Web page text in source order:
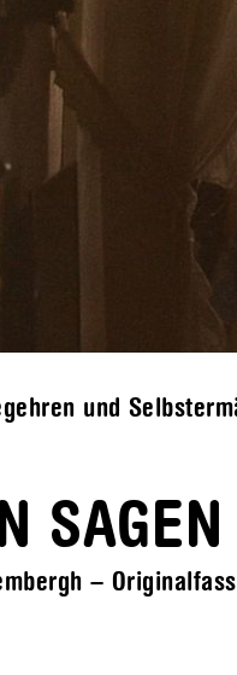
und
SAGEN
–